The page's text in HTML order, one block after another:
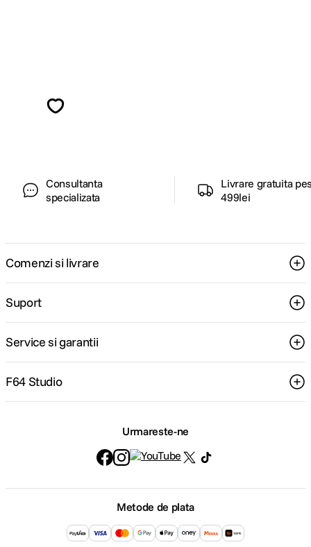
Consultanta
specializata
Livrare gratuita
499lei
Comenzi si livrare
Suport
Service si garantii
F64 Studio
Urmareste-ne
Metode de plata